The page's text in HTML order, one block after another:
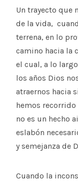
Un trayecto que
de la vida,
terrena, en lo
camino hacia la
el cual, a lo
los años Dios
atraernos hacia
hemos
no es un hecho
eslabón
y semejanza de
Cuando la